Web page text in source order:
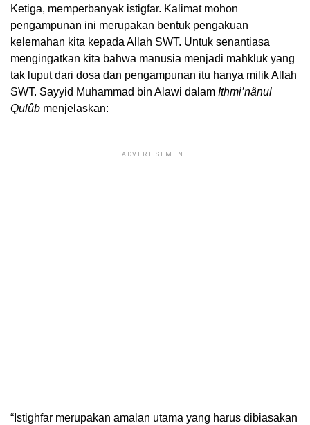
Ketiga, memperbanyak istigfar. Kalimat mohon
pengampunan ini merupakan bentuk pengakuan
kelemahan kita kepada Allah SWT. Untuk senantiasa
mengingatkan kita bahwa manusia menjadi mahkluk yang
tak luput dari dosa dan pengampunan itu hanya milik Allah
SWT. Sayyid Muhammad bin Alawi dalam Ithmi’nânul
Qulûb menjelaskan:
ADVERTISEMENT
“Istighfar merupakan amalan utama yang harus dibiasakan